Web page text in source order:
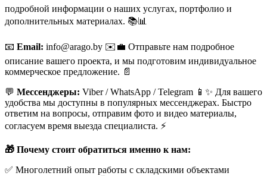
подробной информации о наших услугах, портфолио и
дополнительных материалах. 📚📊
📧 Email: info@arago.by ✉️💼 Отправьте нам подробное
описание вашего проекта, и мы подготовим индивидуальное
коммерческое предложение. 📄
💬 Мессенджеры: Viber / WhatsApp / Telegram 📱✨ Для вашего
удобства мы доступны в популярных мессенджерах. Быстро
ответим на вопросы, отправим фото и видео материалы,
согласуем время выезда специалиста. ⚡
🎁 Почему стоит обратиться именно к нам:
✅ Многолетний опыт работы с складскими объектами